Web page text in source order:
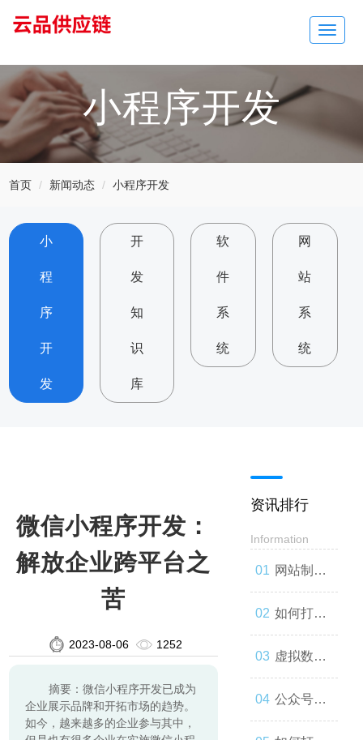
Toggle
小程序开发
首页 新闻动态 小程序开发
小
程
序
开
发
开
发
知
识
库
软
件
系
统
网
站
系
统
微信小程序开发：
解放企业跨平台之
苦
2023-08-06 1252
摘要：微信小程序开发已成为
企业展示品牌和开拓市场的趋势。
如今，越来越多的企业参与其中，
资讯排行
Information
网站制
作：让你
的品牌与
世界联系
如何打造
一款高效
的网站
虚拟数字
人：技术
公众号开